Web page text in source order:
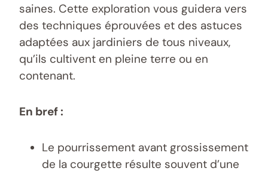
saines. Cette exploration vous guidera vers
des techniques éprouvées et des astuces
adaptées aux jardiniers de tous niveaux,
qu’ils cultivent en pleine terre ou en
contenant.
En bref :
Le pourrissement avant grossissement
de la courgette résulte souvent d’une